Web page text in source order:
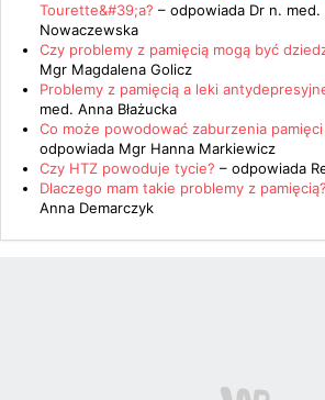
Tourette&#39;a? – odpowiada Dr n. med.
Nowaczewska
Czy problemy z pamięcią mogą być
Mgr Magdalena Golicz
Problemy z pamięcią a leki
med. Anna Błażucka
Co może powodować zaburzenia
odpowiada Mgr Hanna Markiewicz
Czy HTZ powoduje tycie? – odpowiada
Dlaczego mam takie problemy z pamięcią?
Anna Demarczyk